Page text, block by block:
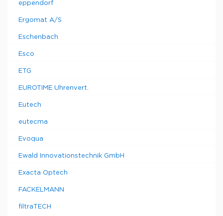
eppendorf
Ergomat A/S
Eschenbach
Esco
ETG
EUROTIME Uhrenvert.
Eutech
eutecma
Evoqua
Ewald Innovationstechnik GmbH
Exacta Optech
FACKELMANN
filtraTECH